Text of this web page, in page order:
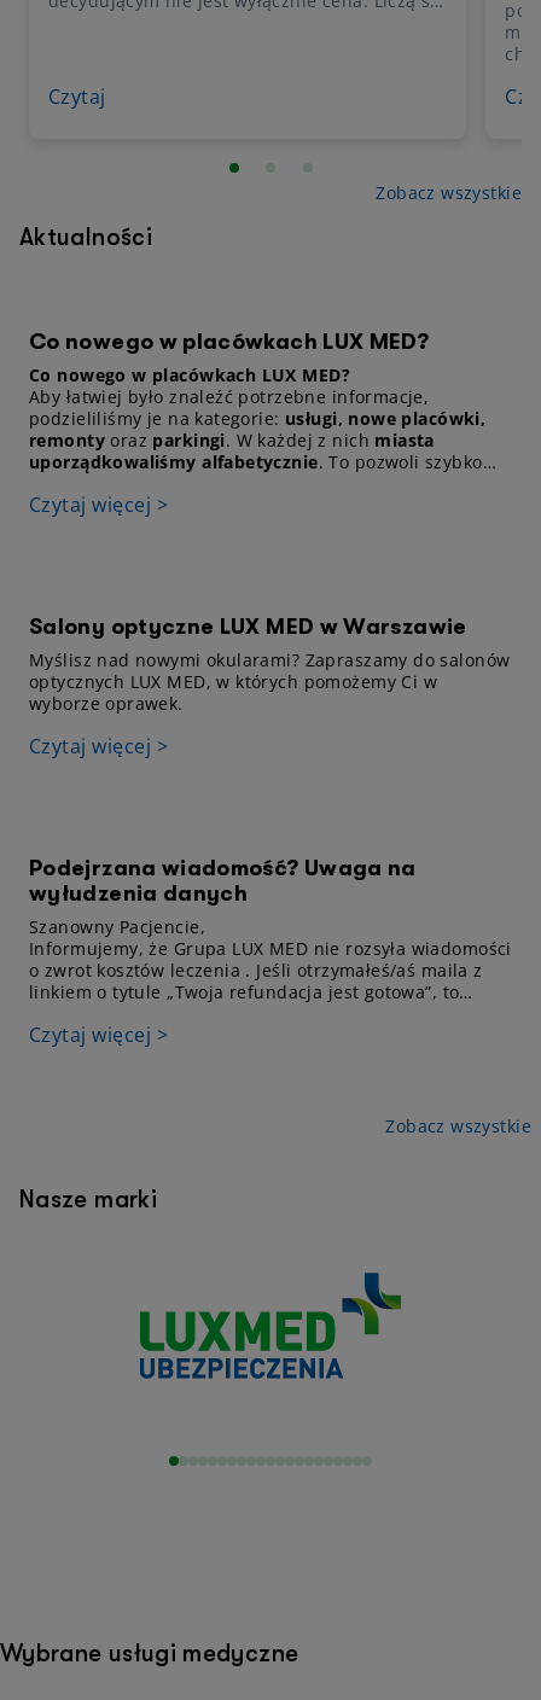
korzyści abonamentu medycznego i czy jego
wybór rzeczywiście się opłaca.
Czytaj
Zobacz wszystkie
Aktualności
Co nowego w placówkach LUX MED?
Co nowego w placówkach LUX MED?
Aby łatwiej było znaleźć potrzebne informacje,
podzieliliśmy je na kategorie: usługi, nowe placówki,
remontyoraz parkingi. W każdej z nich miasta
uporządkowaliśmy alfabetycznie. To pozwoli szybko
Czytaj więcej >
Salony optyczne LUX MED w Warszawie
Myślisz nad nowymi okularami? Zapraszamy do salonów
optycznych LUX MED, w których pomożemy Ci w
wyborze oprawek.
Czytaj więcej >
Podejrzana wiadomość? Uwaga na
wyłudzenia danych
Szanowny Pacjencie,
Informujemy, że Grupa LUX MED nie rozsyła wiadomości
o zwrot kosztów leczenia . Jeśli otrzymałeś/aś maila z
linkiem o tytule „Twoja refundacja jest gotowa”, to
Czytaj więcej >
Zobacz wszystkie
Nasze marki
Wybrane usługi medyczne